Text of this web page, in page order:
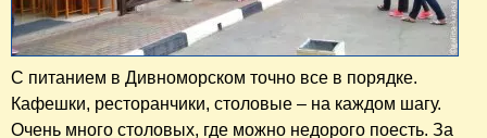
С питанием в Дивноморском точно все в порядке.
Кафешки, ресторанчики, столовые – на каждом шагу.
Очень много столовых, где можно недорого поесть. За